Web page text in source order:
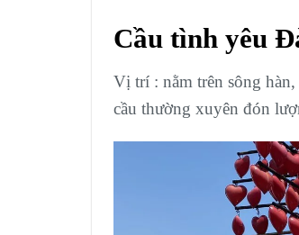
Cầu tình yêu
Vị trí : nằm trên sông
cầu thường xuyên đón